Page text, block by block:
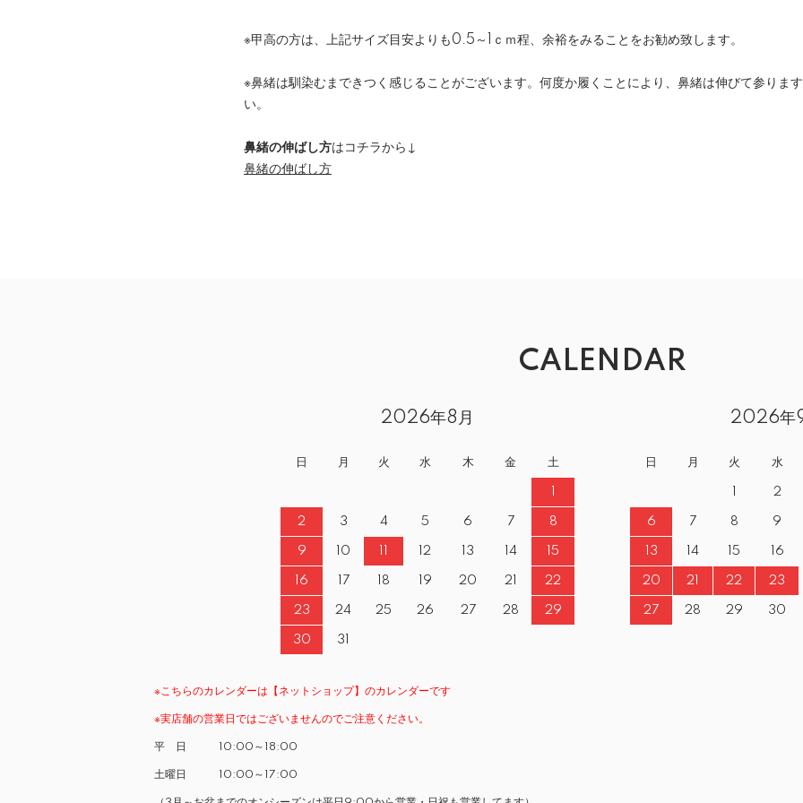
※甲高の方は、上記サイズ目安よりも0.5～1ｃｍ程、余裕をみることをお勧め致します。
※鼻緒は馴染むまできつく感じることがございます。何度か履くことにより、鼻緒は伸びて参りま
い。
鼻緒の伸ばし方はコチラから↓
鼻緒の伸ばし方
CALENDAR
2026年8月
日 月 火 水 木 金 土
2 3 4 5 6 7 8
9 10 12 13 14 15
16 17 18 19 20 21 22
23 24 25 26 27 28 29
30 31
2026年
日 月 火 水
2
6 7 8 9
13 14 15 16
20 21 22 23
27 28 29 30
※こちらのカレンダーは【ネットショップ】のカレンダーです
※実店舗の営業日ではございませんのでご注意ください。
平 日 10:00～18:00
土曜日 10:00～17:00